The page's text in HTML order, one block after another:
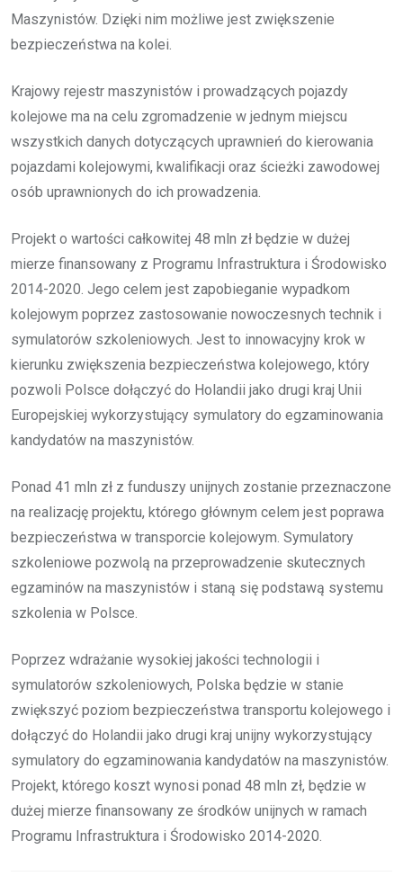
Maszynistów. Dzięki nim możliwe jest zwiększenie
bezpieczeństwa na kolei.
Krajowy rejestr maszynistów i prowadzących pojazdy
kolejowe ma na celu zgromadzenie w jednym miejscu
wszystkich danych dotyczących uprawnień do kierowania
pojazdami kolejowymi, kwalifikacji oraz ścieżki zawodowej
osób uprawnionych do ich prowadzenia.
Projekt o wartości całkowitej 48 mln zł będzie w dużej
mierze finansowany z Programu Infrastruktura i Środowisko
2014-2020. Jego celem jest zapobieganie wypadkom
kolejowym poprzez zastosowanie nowoczesnych technik i
symulatorów szkoleniowych. Jest to innowacyjny krok w
kierunku zwiększenia bezpieczeństwa kolejowego, który
pozwoli Polsce dołączyć do Holandii jako drugi kraj Unii
Europejskiej wykorzystujący symulatory do egzaminowania
kandydatów na maszynistów.
Ponad 41 mln zł z funduszy unijnych zostanie przeznaczone
na realizację projektu, którego głównym celem jest poprawa
bezpieczeństwa w transporcie kolejowym. Symulatory
szkoleniowe pozwolą na przeprowadzenie skutecznych
egzaminów na maszynistów i staną się podstawą systemu
szkolenia w Polsce.
Poprzez wdrażanie wysokiej jakości technologii i
symulatorów szkoleniowych, Polska będzie w stanie
zwiększyć poziom bezpieczeństwa transportu kolejowego i
dołączyć do Holandii jako drugi kraj unijny wykorzystujący
symulatory do egzaminowania kandydatów na maszynistów.
Projekt, którego koszt wynosi ponad 48 mln zł, będzie w
dużej mierze finansowany ze środków unijnych w ramach
Programu Infrastruktura i Środowisko 2014-2020.